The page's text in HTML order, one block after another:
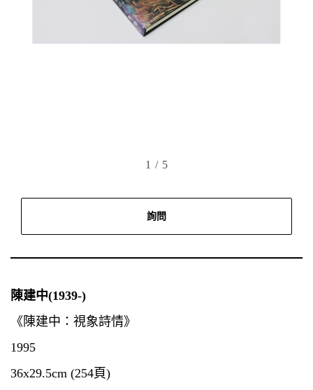
1 / 5
陳建中(1939-)
《陳建中：視象詩情》
1995
36x29.5cm (254頁)
詢問